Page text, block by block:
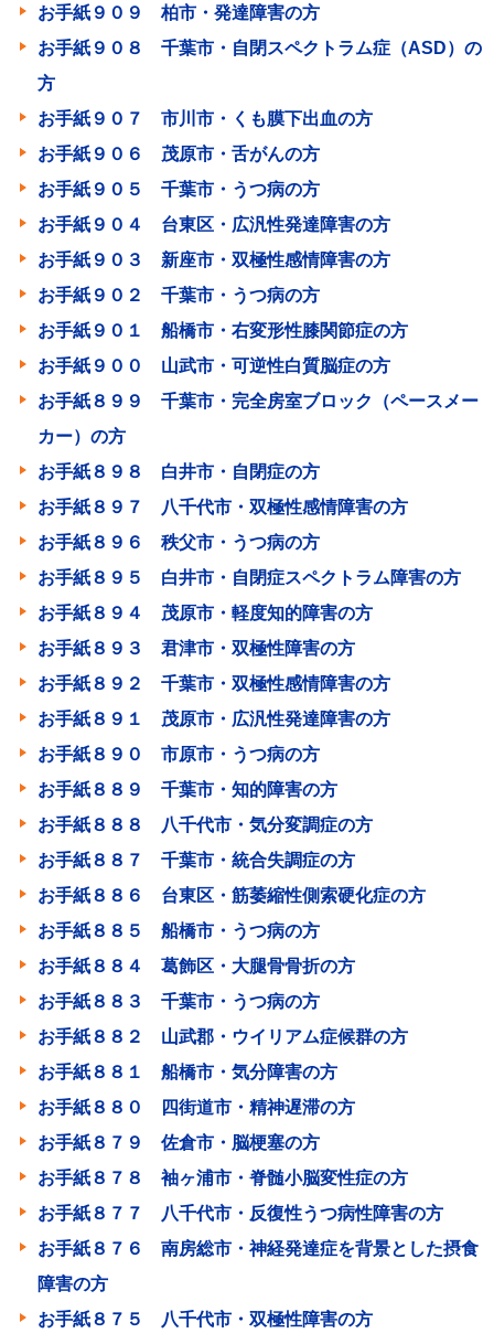
お手紙９０９ 柏市・発達障害の方
お手紙９０８ 千葉市・自閉スペクトラム症（ASD）の
方
お手紙９０７ 市川市・くも膜下出血の方
お手紙９０６ 茂原市・舌がんの方
お手紙９０５ 千葉市・うつ病の方
お手紙９０４ 台東区・広汎性発達障害の方
お手紙９０３ 新座市・双極性感情障害の方
お手紙９０２ 千葉市・うつ病の方
お手紙９０１ 船橋市・右変形性膝関節症の方
お手紙９００ 山武市・可逆性白質脳症の方
お手紙８９９ 千葉市・完全房室ブロック（ペースメー
カー）の方
お手紙８９８ 白井市・自閉症の方
お手紙８９７ 八千代市・双極性感情障害の方
お手紙８９６ 秩父市・うつ病の方
お手紙８９５ 白井市・自閉症スペクトラム障害の方
お手紙８９４ 茂原市・軽度知的障害の方
お手紙８９３ 君津市・双極性障害の方
お手紙８９２ 千葉市・双極性感情障害の方
お手紙８９１ 茂原市・広汎性発達障害の方
お手紙８９０ 市原市・うつ病の方
お手紙８８９ 千葉市・知的障害の方
お手紙８８８ 八千代市・気分変調症の方
お手紙８８７ 千葉市・統合失調症の方
お手紙８８６ 台東区・筋萎縮性側索硬化症の方
お手紙８８５ 船橋市・うつ病の方
お手紙８８４ 葛飾区・大腿骨骨折の方
お手紙８８３ 千葉市・うつ病の方
お手紙８８２ 山武郡・ウイリアム症候群の方
お手紙８８１ 船橋市・気分障害の方
お手紙８８０ 四街道市・精神遅滞の方
お手紙８７９ 佐倉市・脳梗塞の方
お手紙８７８ 袖ヶ浦市・脊髄小脳変性症の方
お手紙８７７ 八千代市・反復性うつ病性障害の方
お手紙８７６ 南房総市・神経発達症を背景とした摂食
障害の方
お手紙８７５ 八千代市・双極性障害の方